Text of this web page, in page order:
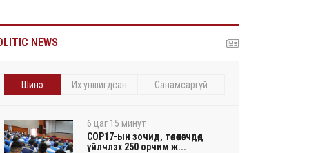
NEWS
Шинэ Их уншигдсан Санамсаргүй
6 цаг 15 минут
COP17-ын зочид, төлөөлөгчдөд
үйлчлэх 250 орчим ж...